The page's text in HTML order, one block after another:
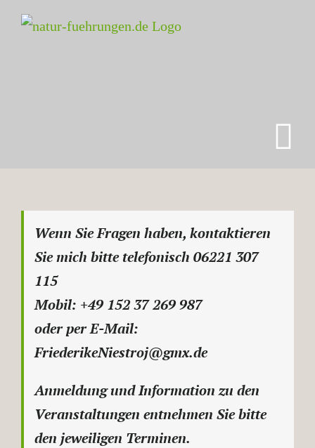
Zum
Inhalt
Wenn Sie Fragen haben, kontaktieren
Sie mich bitte telefonisch 06221 307
115
Mobil: +49 152 37 269 987
oder per E-Mail:
FriederikeNiestroj@gmx.de
Anmeldung und Information zu den
Veranstaltungen entnehmen Sie bitte
den jeweiligen Terminen.